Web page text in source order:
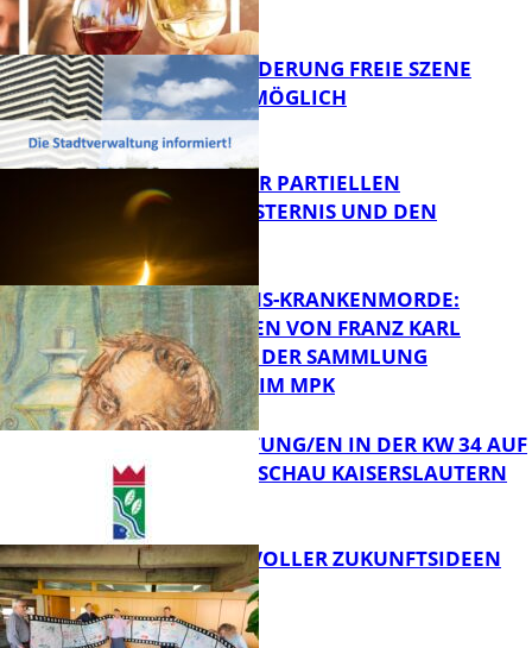
FB Kultur
FB Kultur
PROJEKTFÖRDERUNG FREIE SZENE
WEITERHIN MÖGLICH
Bildung
VORTRAG ZUR PARTIELLEN
SONNENFINSTERNIS UND DEN
PERSEIDEN
OPFER DER NS-KRANKENMORDE:
ZEICHNUNGEN VON FRANZ KARL
BÜHLER AUS DER SAMMLUNG
PRINZHORN IM MPK
FB Kultur
VERANSTALTUNG/EN IN DER KW 34 AUF
DER GARTENSCHAU KAISERSLAUTERN
FILMROLLE VOLLER ZUKUNFTSIDEEN